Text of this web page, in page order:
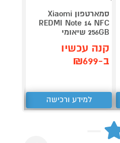
סמארטפון Xiaomi
REDMI Note 14 NFC
256GB שיאומי
קנה עכשיו
ב-₪699
למידע ורכישה